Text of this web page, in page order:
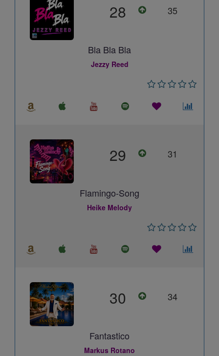
28 35
Bla Bla Bla
Jezzy Reed
29 31
Flamingo-Song
Heike Melody
30 34
Fantastico
Markus Rotano